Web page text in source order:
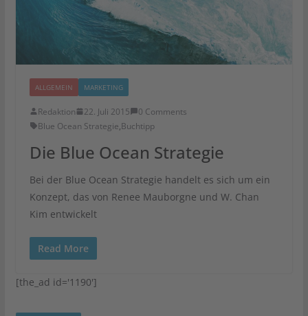
ALLGEMEIN MARKETING
Redaktion 22. Juli 2015
0 Comments
Blue Ocean Strategie,Buchtipp
Die Blue Ocean Strategie
Bei der Blue Ocean Strategie handelt es sich um ein
Konzept, das von Renee Mauborgne und W. Chan
Kim entwickelt
Read More
[the_ad id='1190']